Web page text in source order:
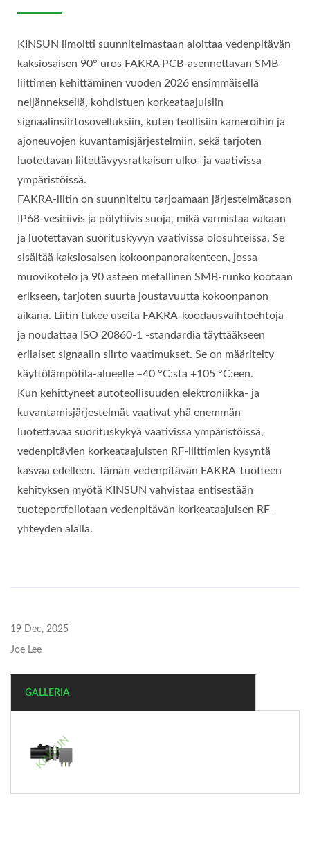
KINSUN ilmoitti suunnitelmastaan aloittaa vedenpitävän
kaksiosaisen 90° uros FAKRA PCB-asennettavan SMB-
liittimen kehittäminen vuoden 2026 ensimmäisellä
neljänneksellä, kohdistuen korkeataajuisiin
signaalinsiirtosovelluksiin, kuten teollisiin kameroihin ja
ajoneuvojen kuvantamisjärjestelmiin, sekä tarjoten
luotettavan liitettävyysratkaisun ulko- ja vaativissa
ympäristöissä.
FAKRA-liitin on suunniteltu tarjoamaan järjestelmätason
IP68-vesitiivis ja pölytiivis suoja, mikä varmistaa vakaan
ja luotettavan suorituskyvyn vaativissa olosuhteissa. Se
sisältää kaksiosaisen kokoonpanorakenteen, jossa
muovikotelo ja 90 asteen metallinen SMB-runko kootaan
erikseen, tarjoten suurta joustavuutta kokoonpanon
aikana. Liitin tukee useita FAKRA-koodausvaihtoehtoja
ja noudattaa ISO 20860-1 -standardia täyttääkseen
erilaiset signaalin siirto vaatimukset. Se on määritelty
käyttölämpötila-alueelle –40 °C:sta +105 °C:een.
Kun kehittyneet autoteollisuuden elektroniikka- ja
kuvantamisjärjestelmät vaativat yhä enemmän
luotettavaa suorituskykyä vaativissa ympäristöissä,
vedenpitävien korkeataajuisten RF-liittimien kysyntä
kasvaa edelleen. Tämän vedenpitävän FAKRA-tuotteen
kehityksen myötä KINSUN vahvistaa entisestään
tuoteportfoliotaan vedenpitävän korkeataajuisen RF-
yhteyden alalla.
19 Dec, 2025
Joe Lee
GALLERIA